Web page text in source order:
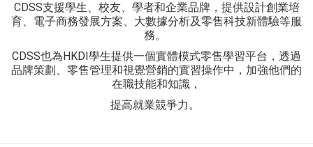
CDSS支援學生、校友、學者和企業品牌，提供設計創業培
育、電子商務發展方案、大數據分析及零售科技新體驗等服
務。
CDSS也為HKDI學生提供一個實體模式零售學習平台，透過
品牌策劃、零售管理和視覺營銷的實習操作中，加強他們的
在職技能和知識，
提高就業競爭力。